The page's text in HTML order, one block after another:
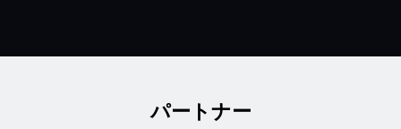
パートナー